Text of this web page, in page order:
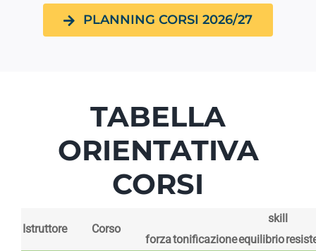
PLANNING CORSI 2026/27
TABELLA
ORIENTATIVA
CORSI
Istruttore Corso
skill
forzatonificazioneequilibrio